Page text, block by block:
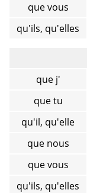
que vous
qu'ils, qu'elles
que j'
que tu
qu'il, qu'elle
que nous
que vous
qu'ils, qu'elles